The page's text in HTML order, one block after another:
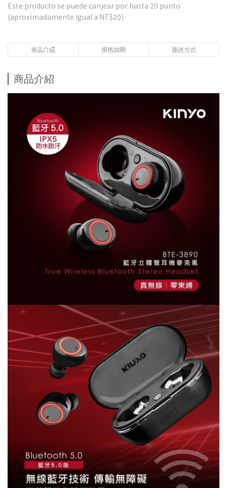
Este producto se puede canjear por hasta 20 punto
(aproximadamente igual a NT$20)
商品介紹 規格說明 運送方式
商品介紹